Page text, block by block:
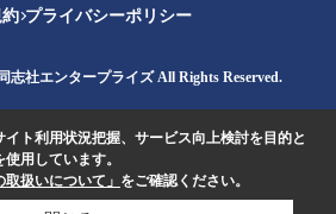
プライバシーポリシー
志社エンタープライズ All Rights Reserved.
ト利用状況把握、サービス向上検討を目的と
用しています。
取扱いについて」 をご確認ください。